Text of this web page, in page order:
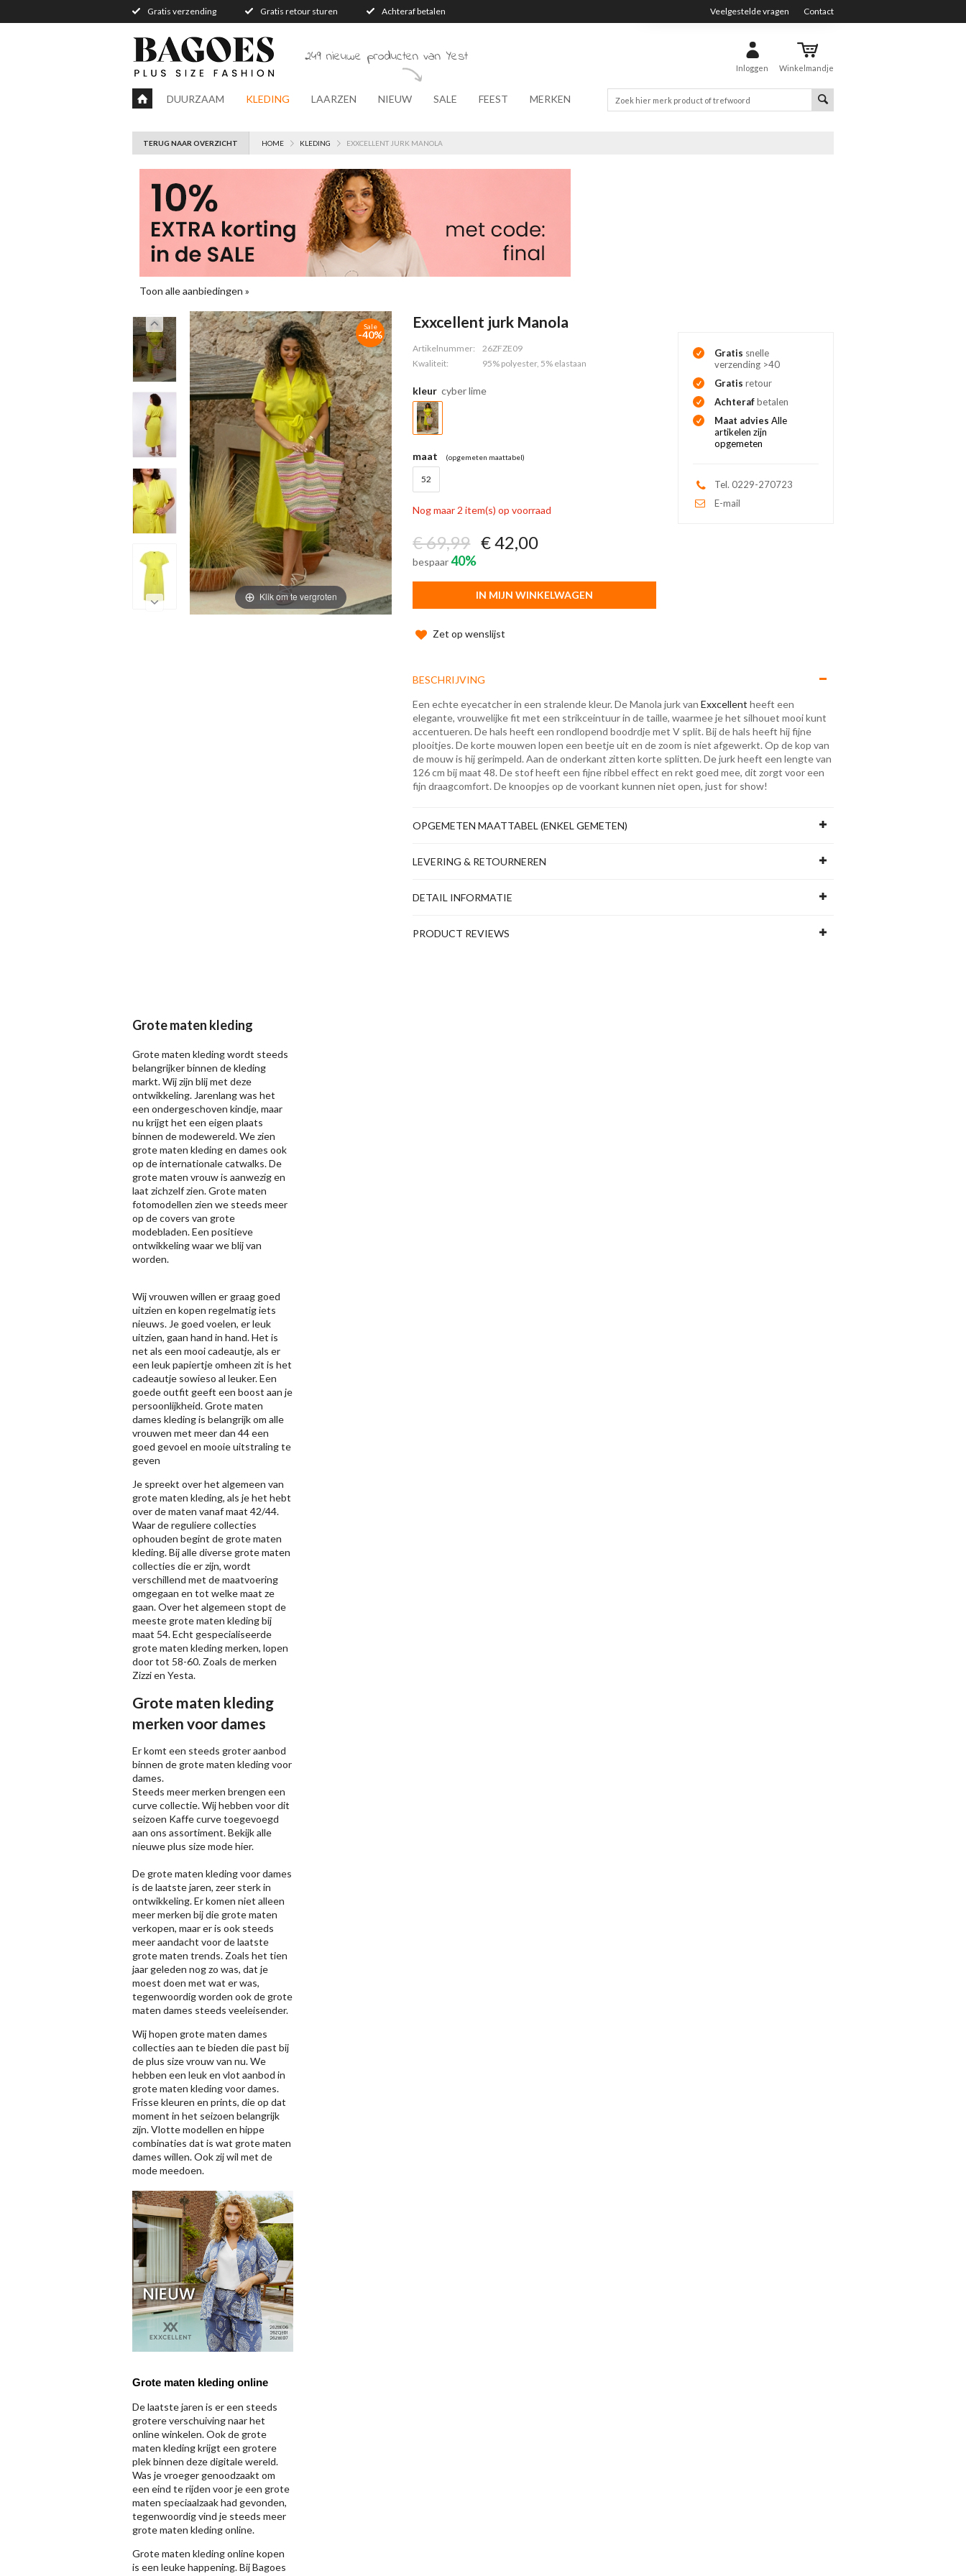
Gratis verzending Gratis retour sturen Achteraf betalen Veelgestelde vragen Contact
Inloggen Winkelmandje
249 nieuwe producten van Yest
DUURZAAM KLEDING LAARZEN NIEUW SALE FEEST MERKEN
TERUG NAAR OVERZICHT HOME KLEDING EXXCELLENT JURK MANOLA
Toon alle aanbiedingen »
Klik om te vergroten
Sale
-40%
Exxcellent jurk Manola
Artikelnummer:
26ZFZE09
Kwaliteit:
95% polyester, 5% elastaan
kleur cyber lime
maat (opgemeten maattabel)
52
Nog maar 2 item(s) op voorraad
€ 69,99 € 42,00
bespaar40%
IN MIJN WINKELWAGEN
Zet op wenslijst
Gratis snelle
verzending >40
Gratis retour
Achterafbetalen
Maat adviesAlle
artikelen zijn
opgemeten
Tel. 0229-270723
E-mail
BESCHRIJVING
Een echte eyecatcher in een stralende kleur. De Manola jurk vanExxcellent heeft een
elegante, vrouwelijke fit met een strikceintuur in de taille, waarmee je het silhouet mooi kunt
accentueren. De hals heeft een rondlopend boodrdje met V split. Bij de hals heeft hij fijne
plooitjes. De korte mouwen lopen een beetje uit en de zoom is niet afgewerkt. Op de kop van
de mouw is hij gerimpeld. Aan de onderkant zitten korte splitten. De jurk heeft een lengte van
126 cm bij maat 48. De stof heeft een fijne ribbel effect en rekt goed mee, dit zorgt voor een
fijn draagcomfort. De knoopjes op de voorkant kunnen niet open, just for show!
OPGEMETEN MAATTABEL (ENKEL GEMETEN)
LEVERING & RETOURNEREN
DETAIL INFORMATIE
PRODUCT REVIEWS
Grote maten kleding
Grote maten kleding wordt steeds
belangrijker binnen de kleding
markt. Wij zijn blij met deze
ontwikkeling. Jarenlang was het
een ondergeschoven kindje, maar
nu krijgt het een eigen plaats
binnen de modewereld. We zien
grote maten kleding en dames ook
op de internationale catwalks. De
grote maten vrouw is aanwezig en
laat zichzelf zien. Grote maten
fotomodellen zien we steeds meer
op de covers van grote
modebladen. Een positieve
ontwikkeling waar we blij van
worden.
Wij vrouwen willen er graag goed
uitzien en kopen regelmatig iets
nieuws. Je goed voelen, er leuk
uitzien, gaan hand in hand. Het is
net als een mooi cadeautje, als er
een leuk papiertje omheen zit is het
cadeautje sowieso al leuker. Een
goede outfit geeft een boost aan je
persoonlijkheid. Grote maten
dames kleding is belangrijk om alle
vrouwen met meer dan 44 een
goed gevoel en mooie uitstraling te
geven
Je spreekt over het algemeen van
grote maten kleding, als je het hebt
over de maten vanaf maat 42/44.
Waar de reguliere collecties
ophouden begint de grote maten
kleding. Bij alle diverse grote maten
collecties die er zijn, wordt
verschillend met de maatvoering
omgegaan en tot welke maat ze
gaan. Over het algemeen stopt de
meeste grote maten kleding bij
maat 54. Echt gespecialiseerde
grote maten kleding merken, lopen
door tot 58-60. Zoals de merken
Zizzien Yesta.
Grote maten kleding
merken voor dames
Er komt een steeds groter aanbod
binnen de grote maten kleding voor
dames.
Steeds meer merken brengen een
curve collectie. Wij hebben voor dit
seizoen Kaffecurve toegevoegd
aan ons assortiment. Bekijk alle
nieuweplus size modehier.
De grote maten kleding voor dames
is de laatste jaren, zeer sterk in
ontwikkeling. Er komen niet alleen
meer merken bij die grote maten
verkopen, maar er is ook steeds
meer aandacht voor de laatste
grote maten trends. Zoals het tien
jaar geleden nog zo was, dat je
moest doen met wat er was,
tegenwoordig worden ook de grote
maten dames steeds veeleisender.
Wij hopen grote maten dames
collecties aan te bieden die past bij
de plus size vrouw van nu. We
hebben een leuk en vlot aanbod in
grote maten kleding voor dames.
Frisse kleuren en prints, die op dat
moment in het seizoen belangrijk
zijn. Vlotte modellen en hippe
combinaties dat is wat grote maten
dames willen. Ook zij wil met de
mode meedoen.
Grote maten kleding online
De laatste jaren is er een steeds
grotere verschuiving naar het
online winkelen. Ook de grote
maten kleding krijgt een grotere
plek binnen deze digitale wereld.
Was je vroeger genoodzaakt om
een eind te rijden voor je een grote
maten speciaalzaak had gevonden,
tegenwoordig vind je steeds meer
grote maten kleding online.
Grote maten kleding online kopen
is een leuke happening. Bij Bagoes